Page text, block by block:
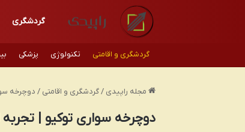
گردشگری
گردشگری و اقامتی تکنولوژی پزشکی
مجله راپیدی / گردشگری و اقامتی / دوچرخه
دوچرخه سواری توکیو |